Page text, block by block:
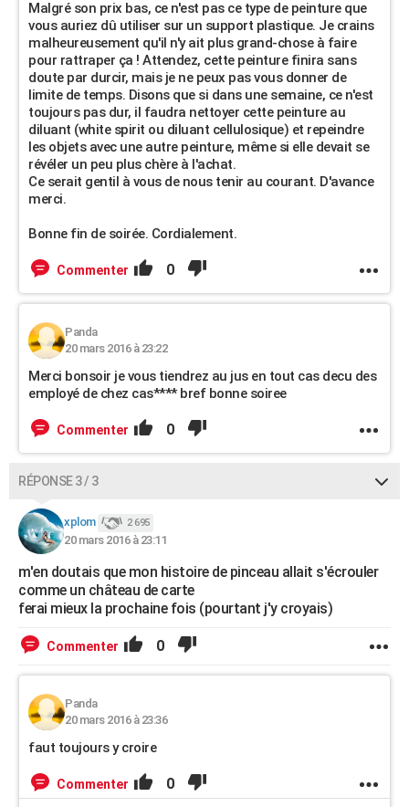
Malgré son prix bas, ce n'est pas ce type de peinture que
vous auriez dû utiliser sur un support plastique. Je crains
malheureusement qu'il n'y ait plus grand-chose à faire
pour rattraper ça ! Attendez, cette peinture finira sans
doute par durcir, mais je ne peux pas vous donner de
limite de temps. Disons que si dans une semaine, ce n'est
toujours pas dur, il faudra nettoyer cette peinture au
diluant (white spirit ou diluant cellulosique) et repeindre
les objets avec une autre peinture, même si elle devait se
révéler un peu plus chère à l'achat.
Ce serait gentil à vous de nous tenir au courant. D'avance
merci.
Bonne fin de soirée. Cordialement.
Commenter 0
Panda
20 mars 2016 à 23:22
Merci bonsoir je vous tiendrez au jus en tout cas decu des
employé de chez cas**** bref bonne soiree
Commenter 0
RÉPONSE 3 / 3
xplom 2 695
20 mars 2016 à 23:11
m'en doutais que mon histoire de pinceau allait s'écrouler
comme un château de carte
ferai mieux la prochaine fois (pourtant j'y croyais)
Commenter 0
Panda
20 mars 2016 à 23:36
faut toujours y croire
Commenter 0